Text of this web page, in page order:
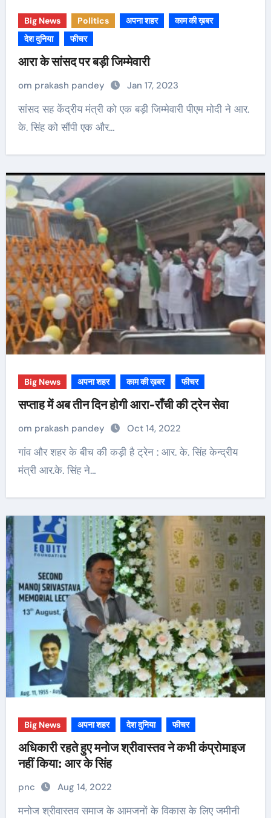
Big News Politics अपना शहर
काम की ख़बर
देश दुनिया
फीचर
आरा के सांसद पर बड़ी जिम्मेवारी
om prakash pandey Jan 17, 2023
सांसद सह केंद्रीय मंत्री को एक बड़ी जिम्मेवारी पीएम मोदी ने आर.
के. सिंह को सौंपी एक और…
Big News अपना शहर काम की ख़बर फीचर
सप्ताह में अब तीन दिन होगी आरा-राँची की ट्रेन सेवा
om prakash pandey Oct 14, 2022
गांव और शहर के बीच की कड़ी है ट्रेन : आर. के. सिंह केन्द्रीय
मंत्री आर.के. सिंह ने…
Big News अपना शहर देश दुनिया फीचर
अधिकारी रहते हुए मनोज श्रीवास्तव ने कभी कंप्रोमाइज
नहीं किया: आर के सिंह
pnc Aug 14, 2022
मनोज श्रीवास्तव समाज के आमजनों के विकास के लिए जमीनी